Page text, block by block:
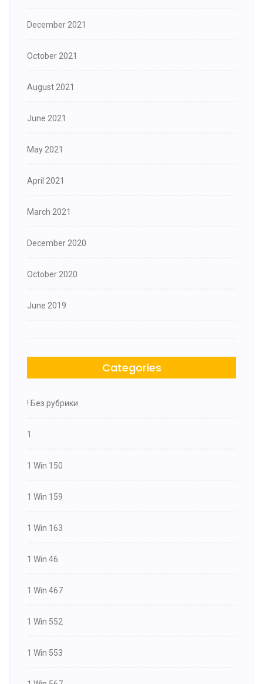
December 2021
October 2021
August 2021
June 2021
May 2021
April 2021
March 2021
December 2020
October 2020
June 2019
Categories
! Без рубрики
1
1 Win 150
1 Win 159
1 Win 163
1 Win 46
1 Win 467
1 Win 552
1 Win 553